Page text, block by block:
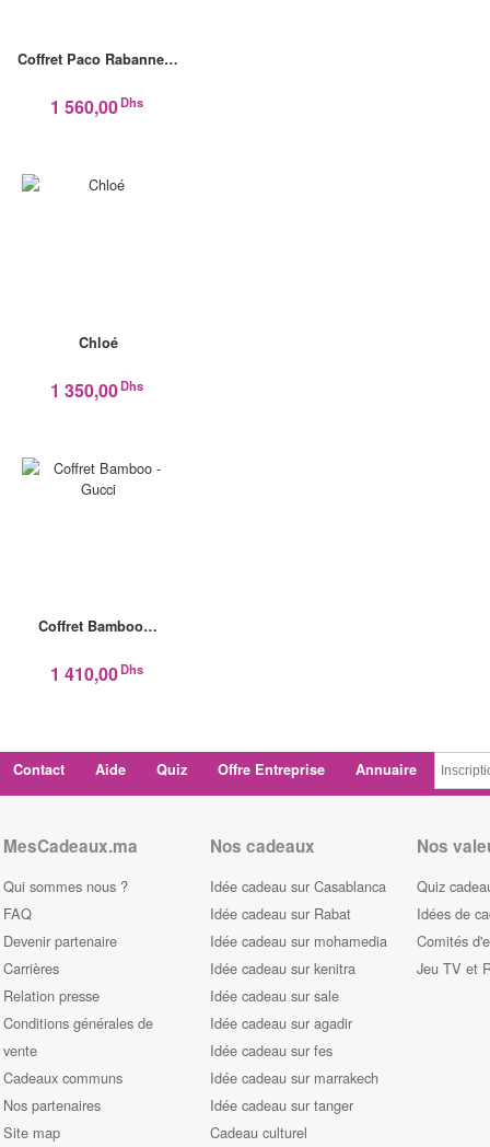
Coffret Paco Rabanne…
1 560,00Dhs
Chloé
1 350,00Dhs
Coffret Bamboo…
1 410,00Dhs
Contact Aide Quiz Offre Entreprise Annuaire
MesCadeaux.ma
Qui sommes nous ?
FAQ
Devenir partenaire
Carrières
Relation presse
Conditions générales de
vente
Cadeaux communs
Nos partenaires
Site map
Nos cadeaux
Idée cadeau sur Casablanca
Idée cadeau sur Rabat
Idée cadeau sur mohamedia
Idée cadeau sur kenitra
Idée cadeau sur sale
Idée cadeau sur agadir
Idée cadeau sur fes
Idée cadeau sur marrakech
Idée cadeau sur tanger
Cadeau culturel
Nos
Quiz
Idées de
Comités
Jeu TV et